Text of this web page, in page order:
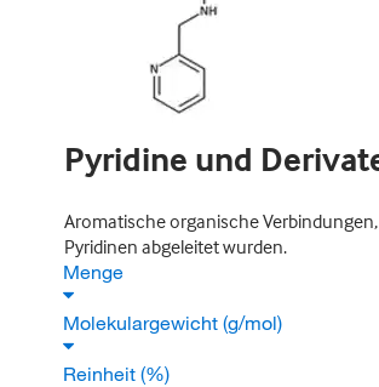
Pyridine und
Aromatische organische
Pyridinen abgeleitet wurden.
Menge
Molekulargewicht (g/mol)
Reinheit (%)